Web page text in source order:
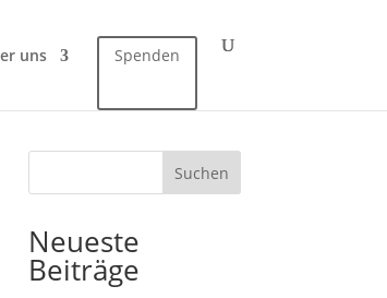
uns Spenden
Suchen
Neueste
Beiträge